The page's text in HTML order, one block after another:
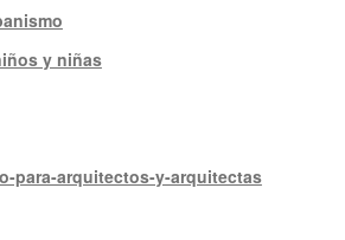
y niñas
para-arquitectos-y-arquitectas